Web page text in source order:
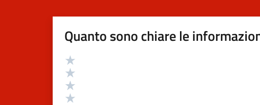
Quanto sono chiare le
Valutazione